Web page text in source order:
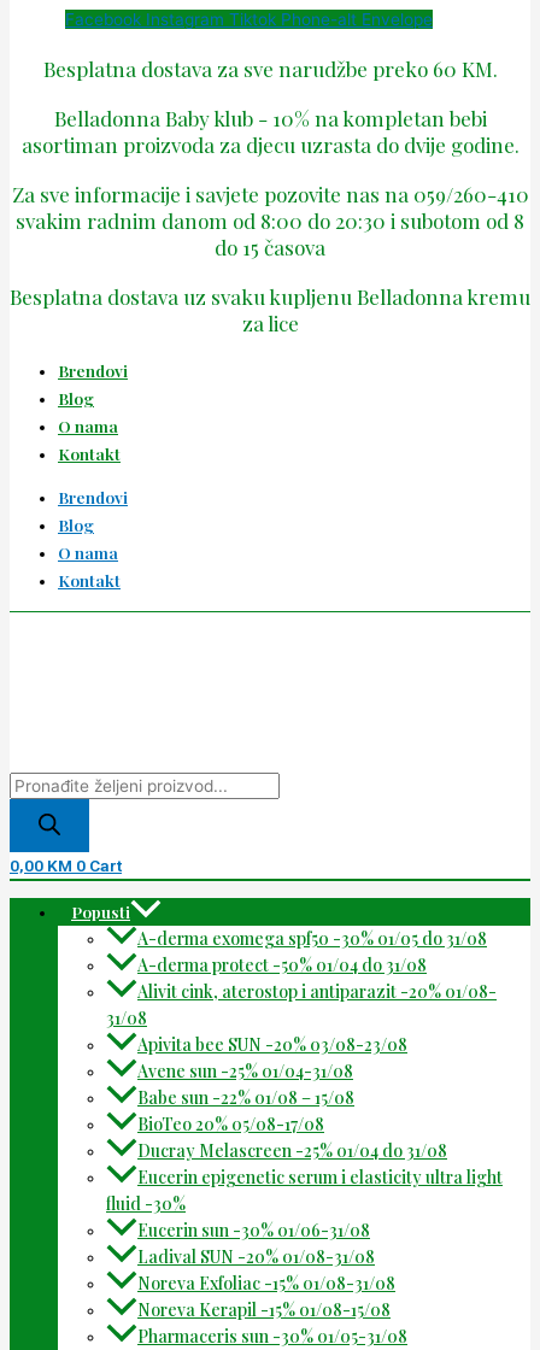
Facebook Instagram Tiktok Phone-alt Envelope
Besplatna dostava za sve narudžbe preko 60 KM.
Belladonna Baby klub - 10% na kompletan bebi
asortiman proizvoda za djecu uzrasta do dvije godine.
Za sve informacije i savjete pozovite nas na 059/260-410
svakim radnim danom od 8:00 do 20:30 i subotom od 8
do 15 časova
Besplatna dostava uz svaku kupljenu Belladonna kremu
za lice
Brendovi
Blog
O nama
Kontakt
Brendovi
Blog
O nama
Kontakt
0,00 KM 0 Cart
Popusti
A-derma exomega spf50 -30% 01/05 do 31/08
A-derma protect -50% 01/04 do 31/08
Alivit cink, aterostop i antiparazit -20% 01/08-
31/08
Apivita bee SUN -20% 03/08-23/08
Avene sun -25% 01/04-31/08
Babe sun -22% 01/08 – 15/08
BioTeo 20% 05/08-17/08
Ducray Melascreen -25% 01/04 do 31/08
Eucerin epigenetic serum i elasticity ultra light
fluid -30%
Eucerin sun -30% 01/06-31/08
Ladival SUN -20% 01/08-31/08
Noreva Exfoliac -15% 01/08-31/08
Noreva Kerapil -15% 01/08-15/08
Pharmaceris sun -30% 01/05-31/08